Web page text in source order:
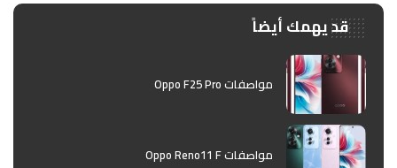
قد يهمك أيضاً
مواصفات Oppo F25 Pro
مواصفات Oppo Reno11 F